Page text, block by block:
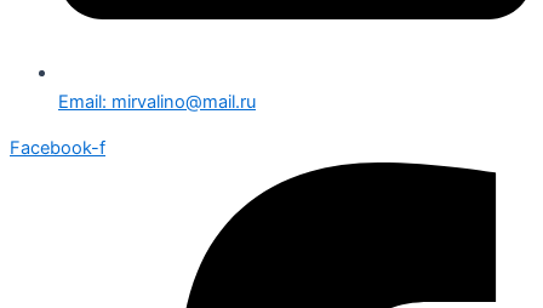
Email: mirvalino@mail.ru
Facebook-f